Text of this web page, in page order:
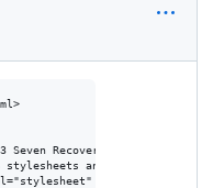
Seven Recovery</title>
stylesheets and other
type="text/css"